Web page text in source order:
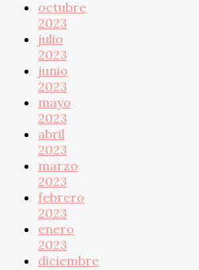
octubre
2023
julio
2023
junio
2023
mayo
2023
abril
2023
marzo
2023
febrero
2023
enero
2023
diciembre